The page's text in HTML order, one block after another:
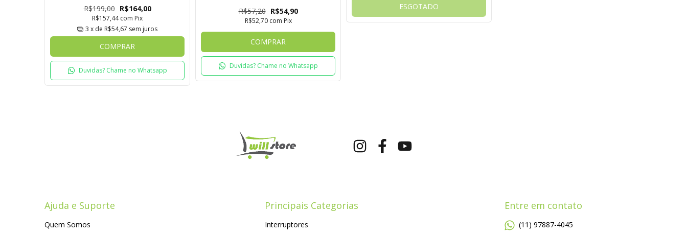
R$199,00 R$164,00
R$157,44com Pix
3 x de R$54,67 sem juros
COMPRAR
Duvidas? Chame no Whatsapp
R$57,20 R$54,90
R$52,70 com Pix
COMPRAR
Duvidas? Chame no Whatsapp
ESGOTADO
Ajuda e Suporte
Quem Somos
Principais Categorias
Interruptores
Entre em contato
(11) 97887-4045